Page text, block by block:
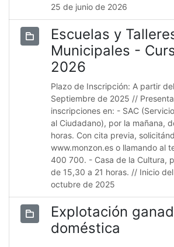
25 de junio de 2026
Escuelas y
Municipales -
2026
Plazo de Inscripción: A partir
Septiembre de 2025 //
inscripciones en: - SAC
al Ciudadano), por la mañana,
horas. Con cita previa,
www.monzon.es o llamando al
400 700. - Casa de la Cultura,
de 15,30 a 21 horas. // Inicio
octubre de 2025
Explotación
doméstica